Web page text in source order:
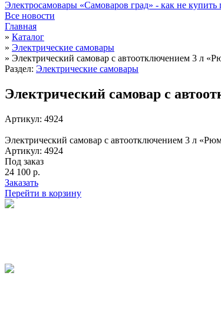
Электросамовары «Самоваров град» - как не купить
Все новости
Главная
» Каталог
» Электрические самовары
» Электрический самовар с автоотключением 3 л
Раздел: Электрические самовары
Электрический самовар с
Артикул: 4924
Электрический самовар с автоотключением 3 л
Артикул: 4924
Под заказ
24 100 р.
Заказать
Перейти в корзину